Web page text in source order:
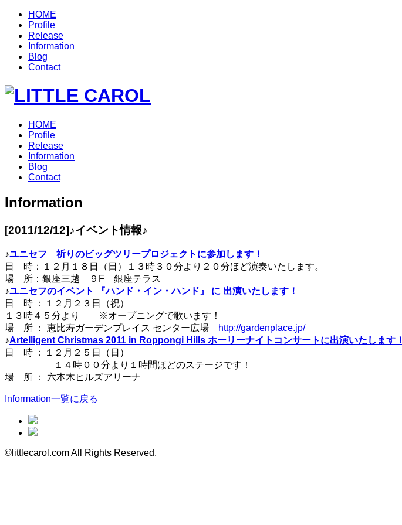
HOME
Profile
Release
Information
Blog
Contact
HOME
Profile
Release
Information
Blog
Contact
Information
[2011/12/12]♪イベント情報♪
♪ユニセフ 祈りのビッグツリープロジェクトに参加します！
日 時：１２月１８日（日）１３時３０分より２０分ほど演奏いたします。
場 所：銀座三越 ９F 銀座テラス
♪ユニセフのイベント 『ハンド・イン・ハンド』 に 出演いたします！
日 時 ：１２月２３日（祝）
１３時４５分より ※オープニングで歌います！
場 所 ： 恵比寿ガーデンプレイス センター広場
http://gardenplace.jp/
♪Artelligent Christmas 2011 in Roppongi Hills ホーリーナイトコンサートに出演いたします！
日 時 ：１２月２５日（日）
１４時００分より１時間ほどのステージです！
場 所 ： 六本木ヒルズアリーナ
Information一覧に戻る
©littlecarol.com All Rights Reserved.